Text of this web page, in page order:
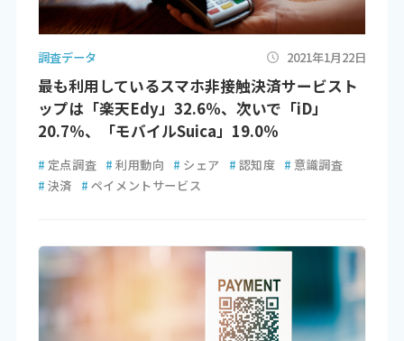
調査データ 2021年1月22日
最も利用しているスマホ非接触決済サービスト
ップは「楽天Edy」32.6％、次いで「iD」
20.7％、「モバイルSuica」19.0％
# 定点調査 # 利用動向 # シェア # 認知度 # 意識調査
# 決済 # ペイメントサービス